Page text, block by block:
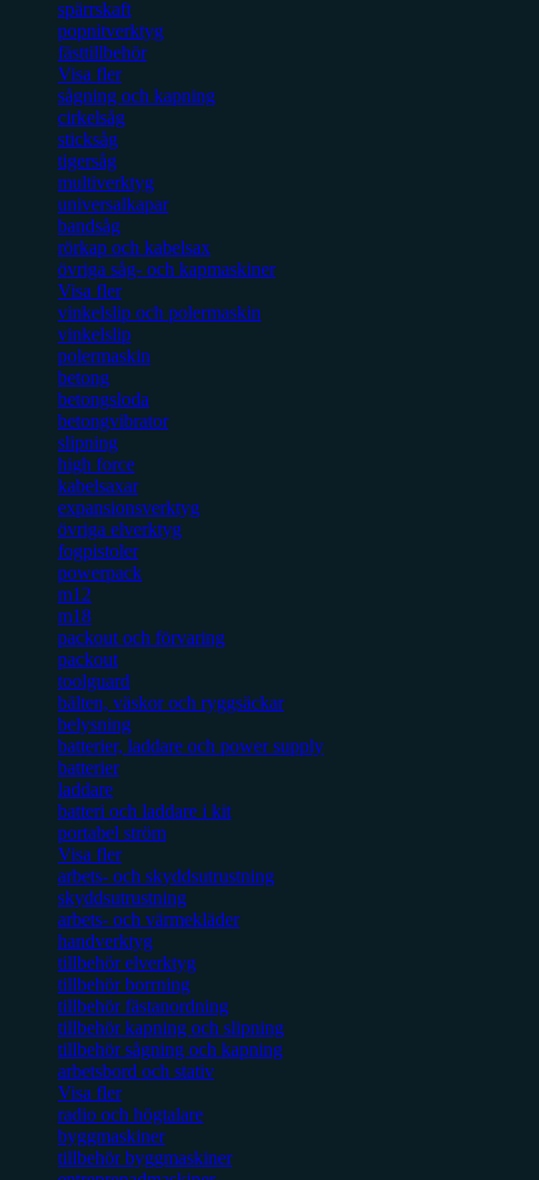
spärrskaft
popnitverktyg
fästtillbehör
Visa fler
sågning och kapning
cirkelsåg
sticksåg
tigersåg
multiverktyg
universalkapar
bandsåg
rörkap och kabelsax
övriga såg- och kapmaskiner
Visa fler
vinkelslip och polermaskin
vinkelslip
polermaskin
betong
betongsloda
betongvibrator
slipning
high force
kabelsaxar
expansionsverktyg
övriga elverktyg
fogpistoler
powerpack
m12
m18
packout och förvaring
packout
toolguard
bälten, väskor och ryggsäckar
belysning
batterier, laddare och power supply
batterier
laddare
batteri och laddare i kit
portabel ström
Visa fler
arbets- och skyddsutrustning
skyddsutrustning
arbets- och värmekläder
handverktyg
tillbehör elverktyg
tillbehör borrning
tillbehör fästanordning
tillbehör kapning och slipning
tillbehör sågning och kapning
arbetsbord och stativ
Visa fler
radio och högtalare
byggmaskiner
tillbehör byggmaskiner